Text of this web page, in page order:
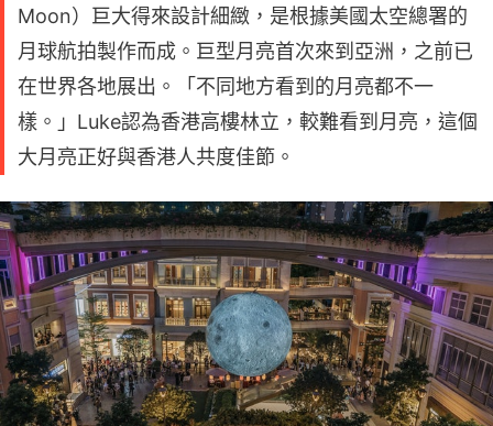
Moon）巨大得來設計細緻，是根據美國太空總署的
月球航拍製作而成。巨型月亮首次來到亞洲，之前已
在世界各地展出。「不同地方看到的月亮都不一
樣。」Luke認為香港高樓林立，較難看到月亮，這個
大月亮正好與香港人共度佳節。